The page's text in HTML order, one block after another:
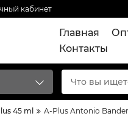
кабинет
Главная
Контакты
45 ml A-Plus Antonio